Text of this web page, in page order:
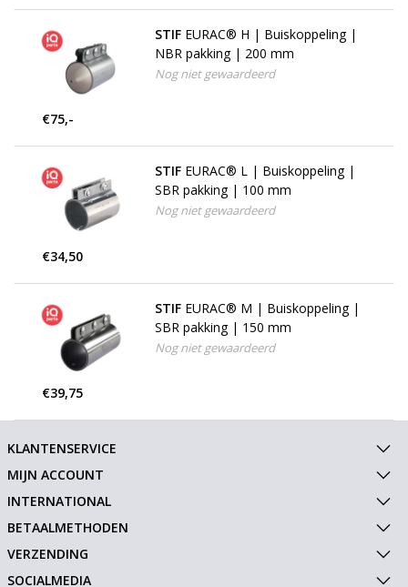
STIF EURAC® H | Buiskoppeling |
NBR pakking | 200 mm
Nog niet gewaardeerd
€75,-
STIF EURAC® L | Buiskoppeling |
SBR pakking | 100 mm
Nog niet gewaardeerd
€34,50
STIF EURAC® M | Buiskoppeling |
SBR pakking | 150 mm
Nog niet gewaardeerd
€39,75
KLANTENSERVICE
MIJN ACCOUNT
INTERNATIONAL
BETAALMETHODEN
VERZENDING
SOCIALMEDIA